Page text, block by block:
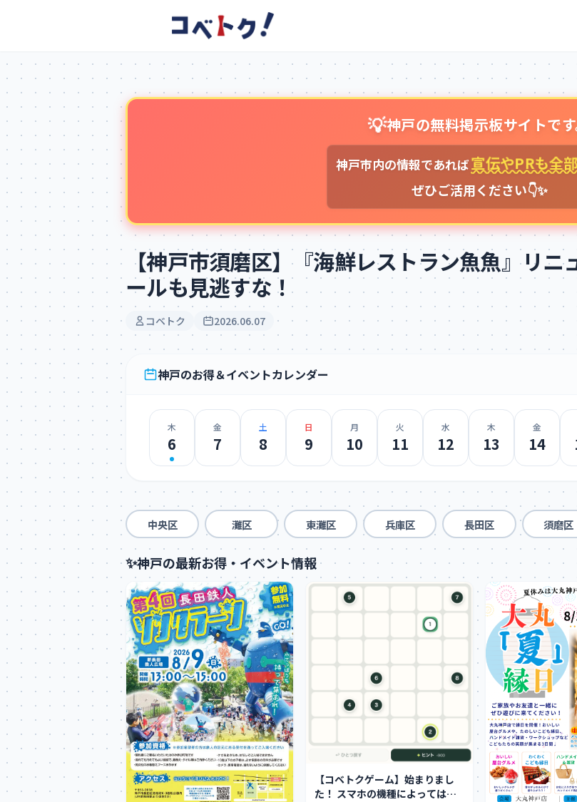
💡神戸の無料掲示板サイトです
神戸市内の情報であれば宣伝やPRも全
ぜひご活用ください👇✨
【神戸市須磨区】『海鮮レストラン魚魚』リニ
ールも見逃すな！
コベトク 2026.06.07
神戸のお得＆イベントカレンダー
木
6
金
7
土
8
日
9
月
10
火
11
水
12
木
13
金
14
中央区 灘区 東灘区 兵庫区 長田区 須磨区
✨神戸の最新お得・イベント情報
【コベトクゲーム】始まりまし
た！ スマホの機種によってはち